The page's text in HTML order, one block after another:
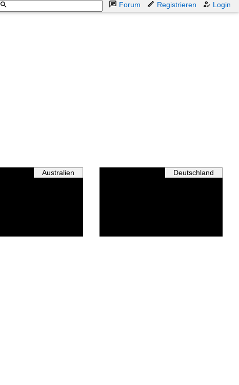
Forum Registrieren Login
Australien Deutschland